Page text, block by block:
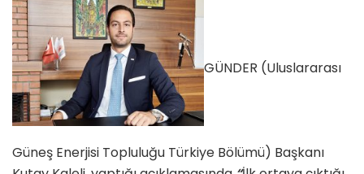
GÜNDER (Uluslararası
Güneş Enerjisi Topluluğu Türkiye Bölümü) Başkanı